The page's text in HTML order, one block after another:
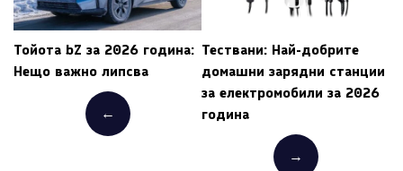
Тойота bZ за 2026 година:
Нещо важно липсва
←
Тествани: Най-добрите
домашни зарядни станции
за електромобили за 2026
година
→